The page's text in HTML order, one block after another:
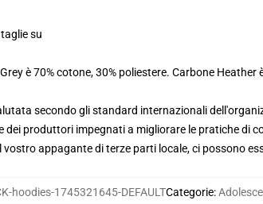
su
è 70% cotone, 30% poliestere. Carbone Heather
secondo gli standard internazionali
produttori impegnati a migliorare le pratiche di
appagante di terze parti locale, ci possono
hoodies-1745321645-DEFAULTCategorie: